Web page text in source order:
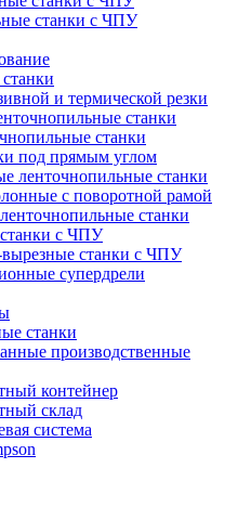
станки с ЧПУ
и термической резки
станки
станки
под прямым углом
ленточнопильные станки
с поворотной рамой
станки
с ЧПУ
станки с ЧПУ
супердрели
станки
производственные
контейнер
склад
система